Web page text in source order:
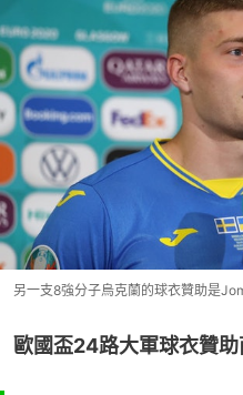
另一支8強分子烏克蘭的球衣贊助是
歐國盃24路大軍球衣贊助